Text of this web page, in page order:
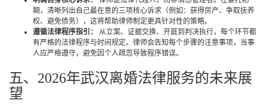
期，清晰列出自己最在意的三项核心诉求（例如：获得房产、争取抚养
权、避免债务），这将帮助律师制定更具针对性的策略。
遵循法律程序指引：
从立案、证据交换、开庭到判决执行，每个环节都
有严格的法律程序与时间规定。律师会告知每个步骤的注意事项，当事
人应严格遵守，避免因个人疏忽导致程序错误。
五、2026年武汉离婚法律服务的未来展
望